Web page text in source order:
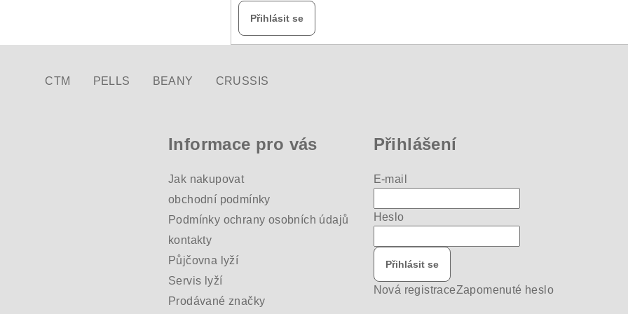
Přihlásit se
CTM PELLS BEANY CRUSSIS
Informace pro vás
Jak nakupovat
obchodní podmínky
Podmínky ochrany osobních údajů
kontakty
Půjčovna lyží
Servis lyží
Prodávané značky
Přihlášení
E-mail
Heslo
Přihlásit se
Nová registraceZapomenuté heslo